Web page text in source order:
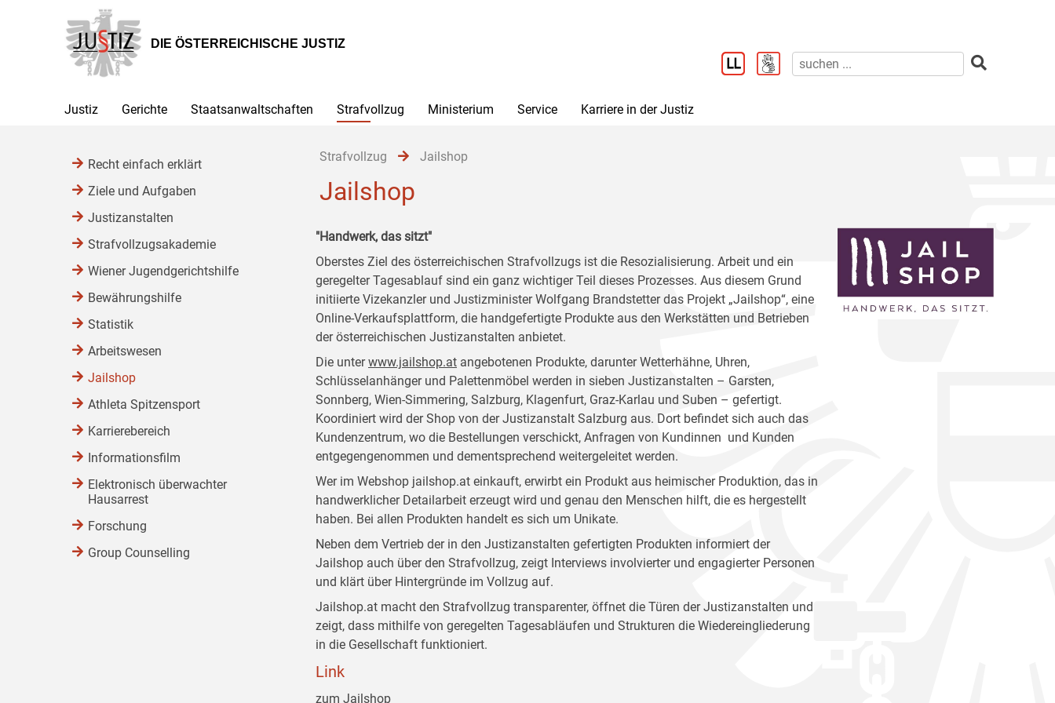
Hauptnavigation
[1]
Inhalt
[2]
Untermenü
[3]
DIE ÖSTERREICHISCHE JUSTIZ
Justiz Gerichte Staatsanwaltschaften Strafvollzug Ministerium Service Karriere in der Justiz
Strafvollzug Jailshop
Jailshop
"Handwerk, das sitzt"
Oberstes Ziel des österreichischen Strafvollzugs ist die Resozialisierung. Arbeit und ein
geregelter Tagesablauf sind ein ganz wichtiger Teil dieses Prozesses. Aus diesem Grund
initiierte Vizekanzler und Justizminister Wolfgang Brandstetter das Projekt „Jailshop“, eine
Online-Verkaufsplattform, die handgefertigte Produkte aus den Werkstätten und Betrieben
der österreichischen Justizanstalten anbietet.
Die unterwww.jailshop.at angebotenen Produkte, darunter Wetterhähne, Uhren,
Schlüsselanhänger und Palettenmöbel werden in sieben Justizanstalten – Garsten,
Sonnberg, Wien-Simmering, Salzburg, Klagenfurt, Graz-Karlau und Suben – gefertigt.
Koordiniert wird der Shop von der Justizanstalt Salzburg aus. Dort befindet sich auch das
Kundenzentrum, wo die Bestellungen verschickt, Anfragen von Kundinnen und Kunden
entgegengenommen und dementsprechend weitergeleitet werden.
Wer im Webshop jailshop.at einkauft, erwirbt ein Produkt aus heimischer Produktion, das in
handwerklicher Detailarbeit erzeugt wird und genau den Menschen hilft, die es hergestellt
haben. Bei allen Produkten handelt es sich um Unikate.
Neben dem Vertrieb der in den Justizanstalten gefertigten Produkten informiert der
Jailshop auch über den Strafvollzug, zeigt Interviews involvierter und engagierter Personen
und klärt über Hintergründe im Vollzug auf.
Jailshop.at macht den Strafvollzug transparenter, öffnet die Türen der Justizanstalten und
zeigt, dass mithilfe von geregelten Tagesabläufen und Strukturen die Wiedereingliederung
in die Gesellschaft funktioniert.
Link
zum Jailshop
Recht einfach erklärt
Ziele und Aufgaben
Justizanstalten
Strafvollzugsakademie
Wiener Jugendgerichtshilfe
Bewährungshilfe
Statistik
Arbeitswesen
Jailshop
Athleta Spitzensport
Karrierebereich
Informationsfilm
Elektronisch überwachter
Hausarrest
Forschung
Group Counselling